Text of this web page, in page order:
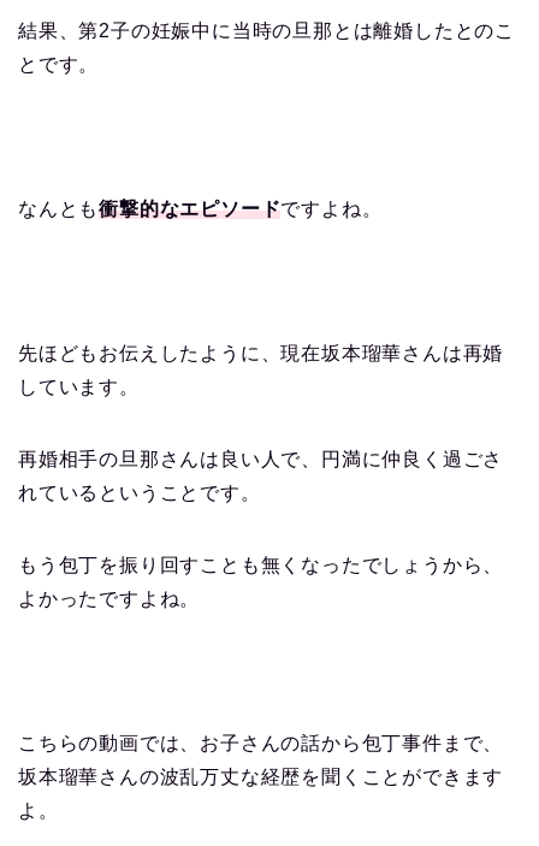
結果、第2子の妊娠中に当時の旦那とは離婚したとのこ
とです。
なんとも衝撃的なエピソードですよね。
先ほどもお伝えしたように、現在坂本瑠華さんは再婚
しています。
再婚相手の旦那さんは良い人で、円満に仲良く過ごさ
れているということです。
もう包丁を振り回すことも無くなったでしょうから、
よかったですよね。
こちらの動画では、お子さんの話から包丁事件まで、
坂本瑠華さんの波乱万丈な経歴を聞くことができます
よ。